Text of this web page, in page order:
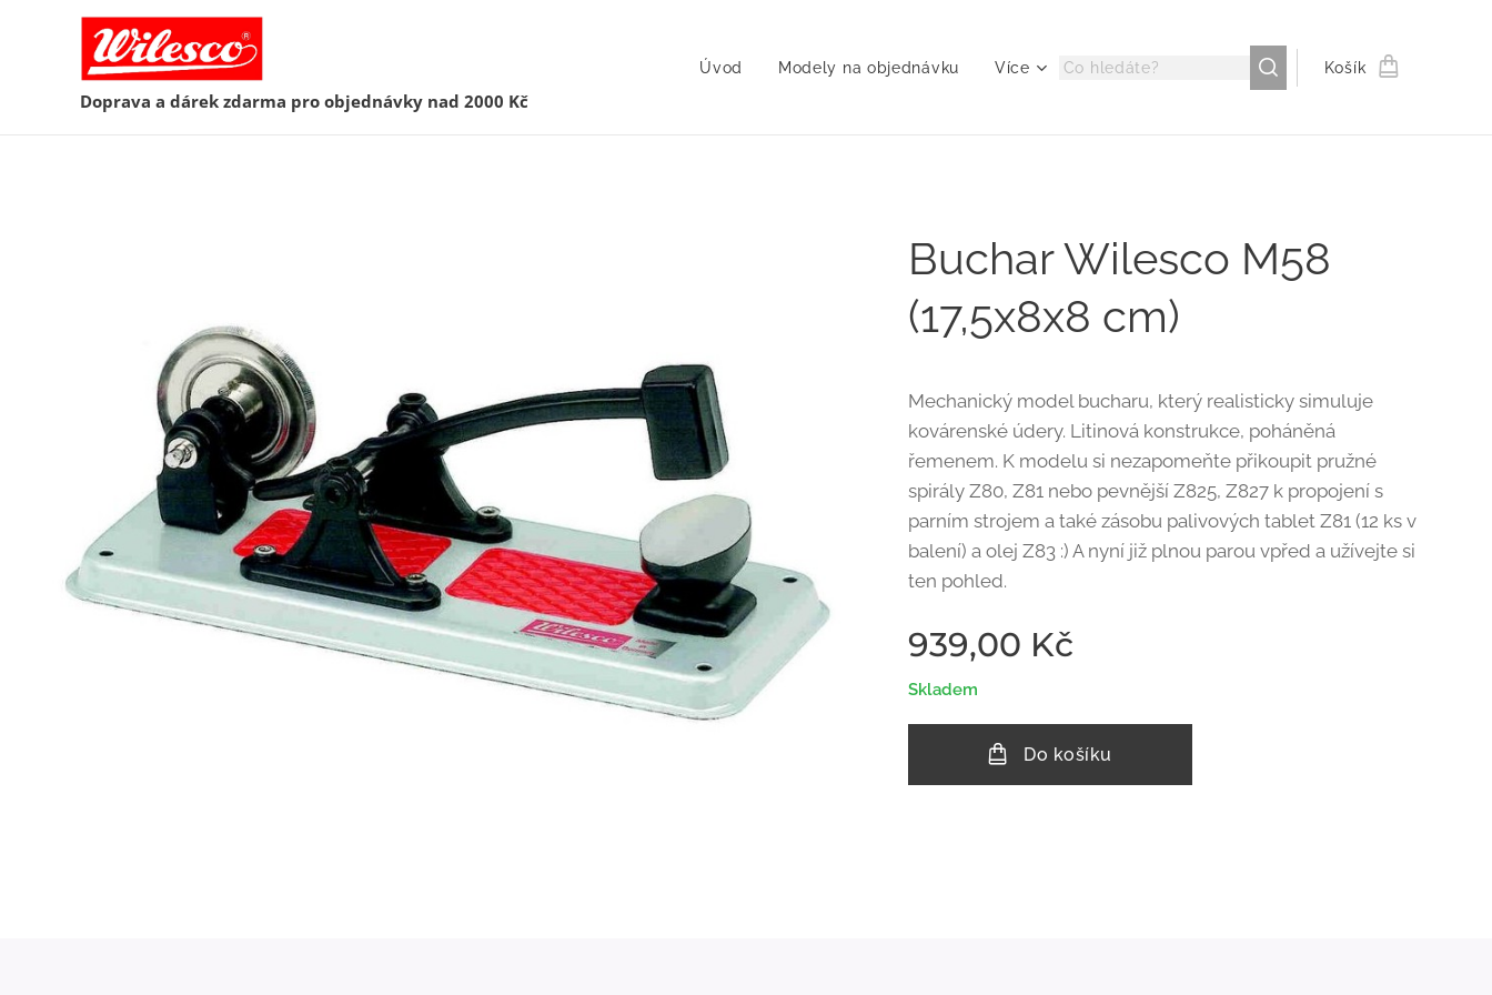
Doprava a dárek zdarma pro objednávky nad 2000 Kč
Úvod Modely na objednávku Více Košík
Buchar Wilesco M58
(17,5x8x8 cm)
Mechanický model bucharu, který realisticky simuluje
kovárenské údery. Litinová konstrukce, poháněná
řemenem. K modelu si nezapomeňte přikoupit pružné
spirály Z80, Z81 nebo pevnější Z825, Z827 k propojení s
parním strojem a také zásobu palivových tablet Z81 (12 ks v
balení) a olej Z83 :) A nyní již plnou parou vpřed a užívejte si
ten pohled.
939,00 Kč
Skladem
Do košíku